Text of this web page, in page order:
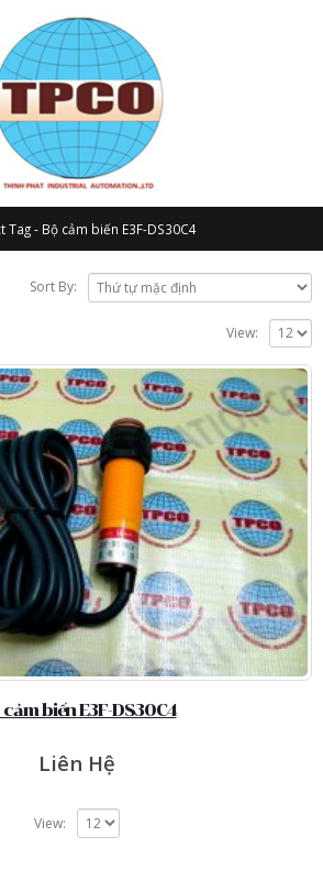
Tag - Bộ cảm biến E3F-DS30C4
Sort By:
View:
biến E3F-DS30C4
Liên Hệ
View: